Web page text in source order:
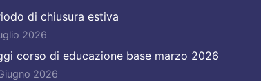
di chiusura estiva
2026
corso di educazione base marzo 2026
2026